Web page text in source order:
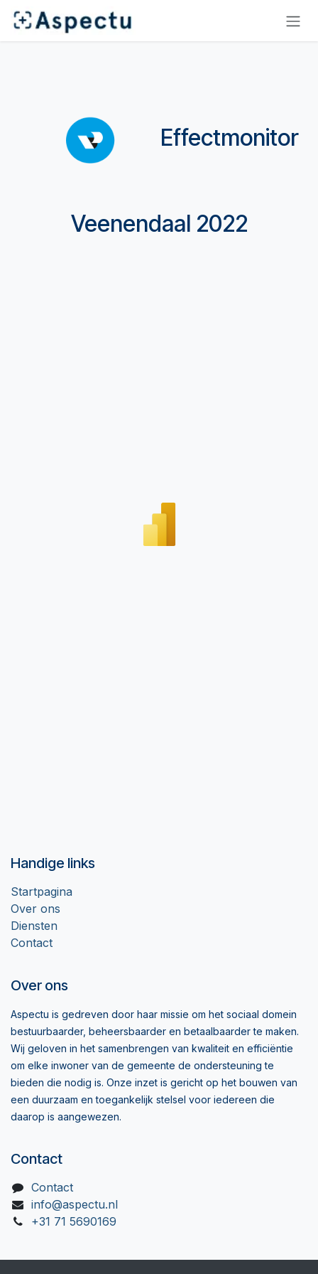
Overslaan naar inhoud
Effectmonitor
Veenendaal 2022
Handige links
Startpagina
Over ons
Diensten
Contact
Over ons
Aspectu is gedreven door haar missie om het sociaal domein
bestuurbaarder, beheersbaarder en betaalbaarder te maken.
Wij geloven in het samenbrengen van kwaliteit en efficiëntie
om elke inwoner van de gemeente de ondersteuning te
bieden die nodig is. Onze inzet is gericht op het bouwen van
een duurzaam en toegankelijk stelsel voor iedereen die
daarop is aangewezen.
Contact
Contact
info@aspectu.nl
+31 71 5690169